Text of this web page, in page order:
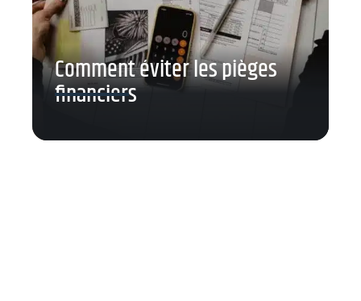
Comment éviter les pièges
financiers